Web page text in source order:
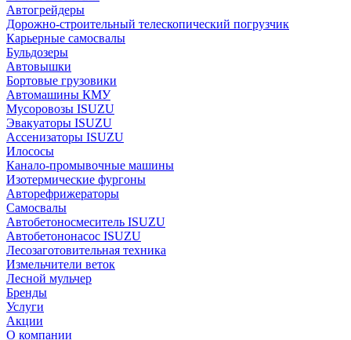
Автогрейдеры
Дорожно-строительный телескопический погрузчик
Карьерные самосвалы
Бульдозеры
Автовышки
Бортовые грузовики
Автомашины КМУ
Мусоровозы ISUZU
Эвакуаторы ISUZU
Ассенизаторы ISUZU
Илососы
Канало-промывочные машины
Изотермические фургоны
Авторефрижераторы
Самосвалы
Автобетоносмеситель ISUZU
Автобетононасос ISUZU
Лесозаготовительная техника
Измельчители веток
Лесной мульчер
Бренды
Услуги
Акции
О компании